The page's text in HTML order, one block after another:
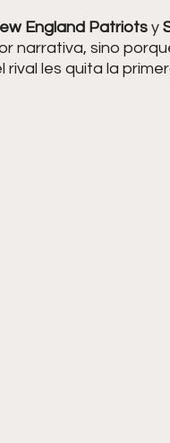
England Patriots y
narrativa, sino
rival les quita la